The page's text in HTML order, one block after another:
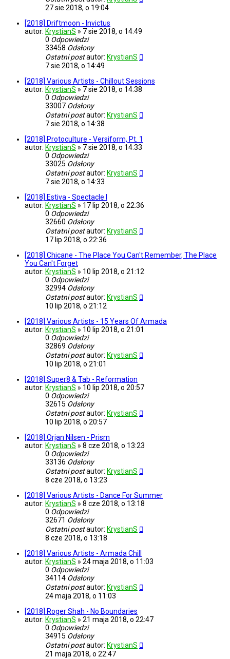
27 sie 2018, o 19:04
[2018] Driftmoon - Invictus
autor: KrystianS » 7 sie 2018, o 14:49
0 Odpowiedzi
33458 Odsłony
Ostatni postautor: KrystianS
7 sie 2018, o 14:49
[2018] Various Artists - Chillout Sessions
autor: KrystianS » 7 sie 2018, o 14:38
0 Odpowiedzi
33007 Odsłony
Ostatni postautor: KrystianS
7 sie 2018, o 14:38
[2018] Protoculture - Versiform, Pt. 1
autor: KrystianS » 7 sie 2018, o 14:33
0 Odpowiedzi
33025 Odsłony
Ostatni postautor: KrystianS
7 sie 2018, o 14:33
[2018] Estiva - Spectacle I
autor: KrystianS » 17 lip 2018, o 22:36
0 Odpowiedzi
32660 Odsłony
Ostatni postautor: KrystianS
17 lip 2018, o 22:36
[2018] Chicane - The Place You Can't Remember, The Place
You Can't Forget
autor: KrystianS » 10 lip 2018, o 21:12
0 Odpowiedzi
32994 Odsłony
Ostatni postautor: KrystianS
10 lip 2018, o 21:12
[2018] Various Artists - 15 Years Of Armada
autor: KrystianS » 10 lip 2018, o 21:01
0 Odpowiedzi
32869 Odsłony
Ostatni postautor: KrystianS
10 lip 2018, o 21:01
[2018] Super8 & Tab - Reformation
autor: KrystianS » 10 lip 2018, o 20:57
0 Odpowiedzi
32615 Odsłony
Ostatni postautor: KrystianS
10 lip 2018, o 20:57
[2018] Orjan Nilsen - Prism
autor: KrystianS » 8 cze 2018, o 13:23
0 Odpowiedzi
33136 Odsłony
Ostatni postautor: KrystianS
8 cze 2018, o 13:23
[2018] Various Artists - Dance For Summer
autor: KrystianS » 8 cze 2018, o 13:18
0 Odpowiedzi
32671 Odsłony
Ostatni postautor: KrystianS
8 cze 2018, o 13:18
[2018] Various Artists - Armada Chill
autor: KrystianS » 24 maja 2018, o 11:03
0 Odpowiedzi
34114 Odsłony
Ostatni postautor: KrystianS
24 maja 2018, o 11:03
[2018] Roger Shah - No Boundaries
autor: KrystianS » 21 maja 2018, o 22:47
0 Odpowiedzi
34915 Odsłony
Ostatni postautor: KrystianS
21 maja 2018, o 22:47